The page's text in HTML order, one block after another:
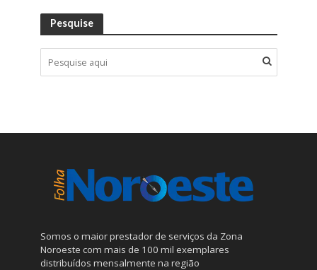
Pesquise
Somos o maior prestador de serviços da Zona
Noroeste com mais de 100 mil exemplares
distribuídos mensalmente na região